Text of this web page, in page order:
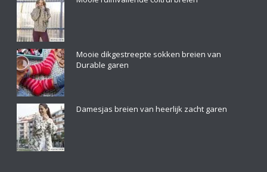
Mooie dikgestreepte sokken breien van
Durable garen
Damesjas breien van heerlijk zacht garen